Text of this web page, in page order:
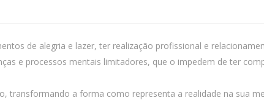
de alegria e lazer, ter realização profissional e
e processos mentais limitadores, que o impedem de ter
transformando a forma como representa a realidade na sua